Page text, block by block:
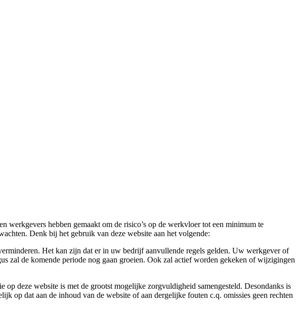
hebben gemaakt om de risico’s op de werkvloer tot een minimum te
Denk bij het gebruik van deze website aan het volgende:
Het kan zijn dat er in uw bedrijf aanvullende regels gelden. Uw werkgever of
zal de komende periode nog gaan groeien. Ook zal actief worden gekeken of wijzigingen
deze website is met de grootst mogelijke zorgvuldigheid samengesteld. Desondanks is
op dat aan de inhoud van de website of aan dergelijke fouten c.q. omissies geen rechten